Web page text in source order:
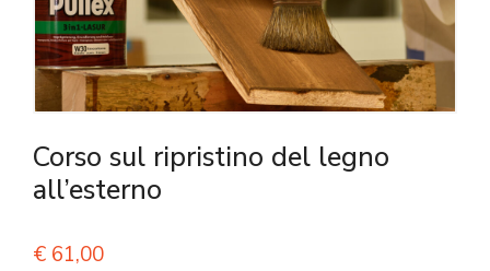
Corso sul ripristino del legno
all’esterno
€ 61,00